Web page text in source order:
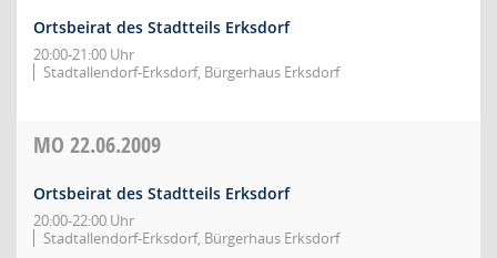
Ortsbeirat des Stadtteils Erksdorf
20:00-21:00 Uhr
Stadtallendorf-Erksdorf, Bürgerhaus Erksdorf
MO 22.06.2009
Ortsbeirat des Stadtteils Erksdorf
20:00-22:00 Uhr
Stadtallendorf-Erksdorf, Bürgerhaus Erksdorf